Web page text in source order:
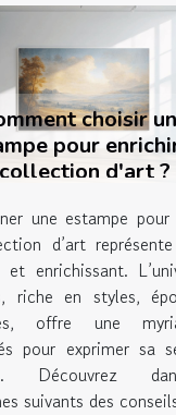
choisir
pour
collection d'art ?
une estampe pour
d’art
et enrichissant.
riche en styles,
offre une
pour exprimer sa
Découvrez
suivants des